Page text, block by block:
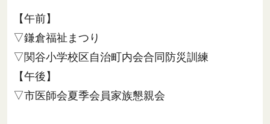
【午前】
▽鎌倉福祉まつり
▽関谷小学校区自治町内会合同防災訓練
【午後】
▽市医師会夏季会員家族懇親会